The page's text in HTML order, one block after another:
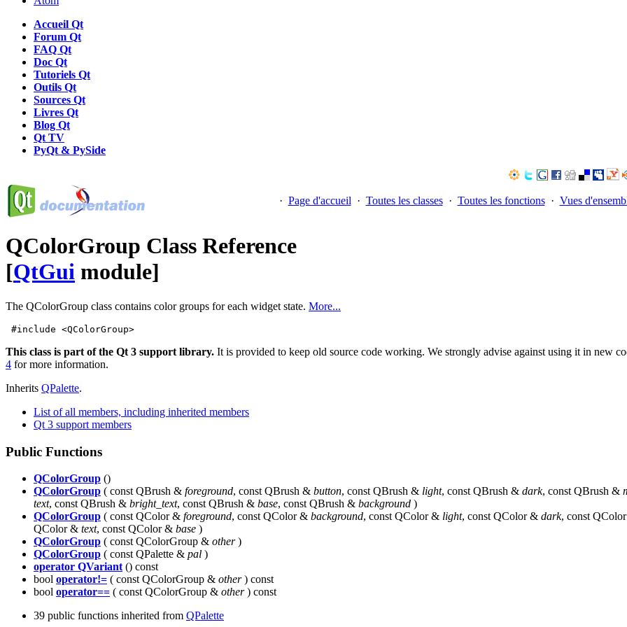
Accueil Qt
Forum Qt
FAQ Qt
Doc Qt
Tutoriels Qt
Outils Qt
Sources Qt
Livres Qt
Blog Qt
Qt TV
PyQt & PySide
· Page d'accueil · Toutes les classes· Toutes les fonctions· Vues
QColorGroup Class Reference
[QtGui module]
The QColorGroup class contains color groups for each widget state. More...
#include <QColorGroup>
This class is part of the Qt 3 support library. It is provided to keep old source code working. We strongly advise against using it in new
4 for more information.
Inherits QPalette.
List of all members, including inherited members
Qt 3 support members
Public Functions
QColorGroup ()
QColorGroup ( const QBrush & foreground, const QBrush & button, const QBrush & light, const QBrush & dark, const QBrush &
text, const QBrush & bright_text, const QBrush & base, const QBrush & background )
QColorGroup ( const QColor & foreground, const QColor & background, const QColor & light, const QColor & dark, const
QColor & text, const QColor & base )
QColorGroup ( const QColorGroup & other)
QColorGroup ( const QPalette & pal )
operator QVariant () const
bool operator!= ( const QColorGroup & other) const
bool operator== ( const QColorGroup & other) const
39 public functions inherited from QPalette